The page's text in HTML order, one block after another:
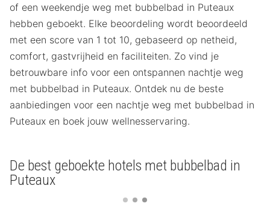
of een weekendje weg met bubbelbad in Puteaux
hebben geboekt. Elke beoordeling wordt beoordeeld
met een score van 1 tot 10, gebaseerd op netheid,
comfort, gastvrijheid en faciliteiten. Zo vind je
betrouwbare info voor een ontspannen nachtje weg
met bubbelbad in Puteaux. Ontdek nu de beste
aanbiedingen voor een nachtje weg met bubbelbad in
Puteaux en boek jouw wellnesservaring.
De best geboekte hotels met bubbelbad in
Puteaux